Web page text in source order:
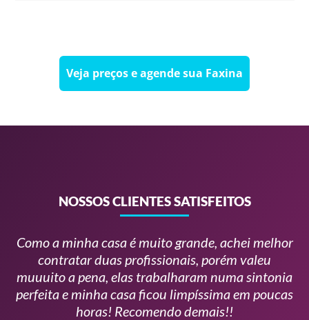
Veja preços e agende sua Faxina
NOSSOS CLIENTES SATISFEITOS
Como a minha casa é muito grande, achei melhor
contratar duas profissionais, porém valeu
muuuito a pena, elas trabalharam numa sintonia
perfeita e minha casa ficou limpíssima em poucas
horas! Recomendo demais!!